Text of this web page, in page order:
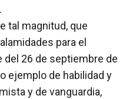
tal magnitud, que
para el
del 26 de septiembre de
ejemplo de habilidad y
y de vanguardia,